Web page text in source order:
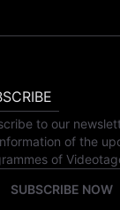
to our
of the
of
SUBSCRIBE NOW